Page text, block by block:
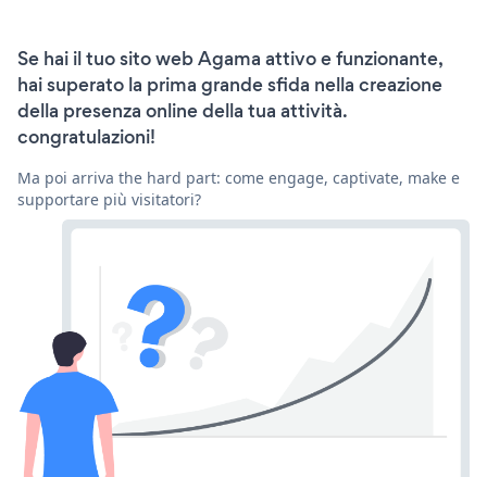
Se hai il tuo sito web Agama attivo e funzionante,
hai superato la prima grande sfida nella creazione
della presenza online della tua attività.
congratulazioni!
Ma poi arriva the hard part: come engage, captivate, make e
supportare più visitatori?